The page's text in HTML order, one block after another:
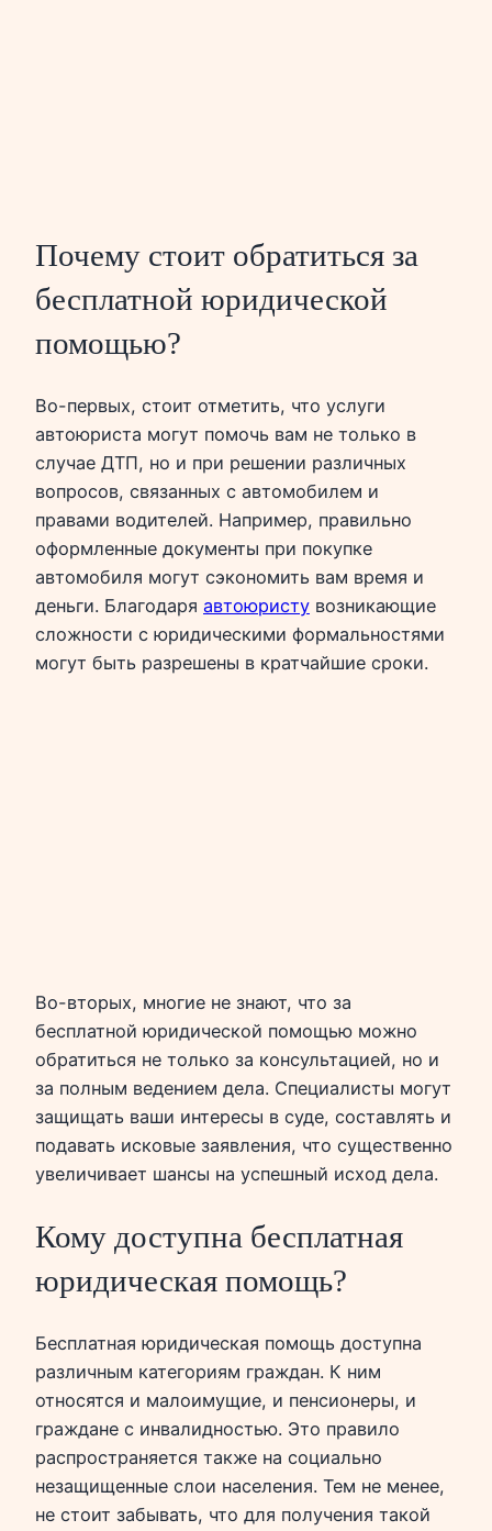
Почему стоит обратиться за
бесплатной юридической
помощью?
Во-первых, стоит отметить, что услуги
автоюриста могут помочь вам не только в
случае ДТП, но и при решении различных
вопросов, связанных с автомобилем и
правами водителей. Например, правильно
оформленные документы при покупке
автомобиля могут сэкономить вам время и
деньги. Благодаря автоюристу возникающие
сложности с юридическими формальностями
могут быть разрешены в кратчайшие сроки.
Во-вторых, многие не знают, что за
бесплатной юридической помощью можно
обратиться не только за консультацией, но и
за полным ведением дела. Специалисты могут
защищать ваши интересы в суде, составлять и
подавать исковые заявления, что существенно
увеличивает шансы на успешный исход дела.
Кому доступна бесплатная
юридическая помощь?
Бесплатная юридическая помощь доступна
различным категориям граждан. К ним
относятся и малоимущие, и пенсионеры, и
граждане с инвалидностью. Это правило
распространяется также на социально
незащищенные слои населения. Тем не менее,
не стоит забывать, что для получения такой